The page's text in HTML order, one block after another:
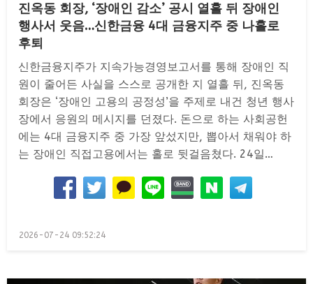
진옥동 회장, ‘장애인 감소’ 공시 열흘 뒤 장애인
행사서 웃음…신한금융 4대 금융지주 중 나홀로
후퇴
신한금융지주가 지속가능경영보고서를 통해 장애인 직
원이 줄어든 사실을 스스로 공개한 지 열흘 뒤, 진옥동
회장은 ‘장애인 고용의 공정성’을 주제로 내건 청년 행사
장에서 응원의 메시지를 던졌다. 돈으로 하는 사회공헌
에는 4대 금융지주 중 가장 앞섰지만, 뽑아서 채워야 하
는 장애인 직접고용에서는 홀로 뒷걸음쳤다. 24일…
Posted
2026-07-24 09:52:24